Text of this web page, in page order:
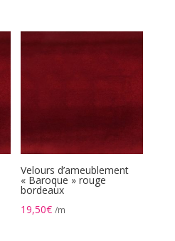
Velours d’ameublement
« Baroque » rouge
bordeaux
19,50€ /m